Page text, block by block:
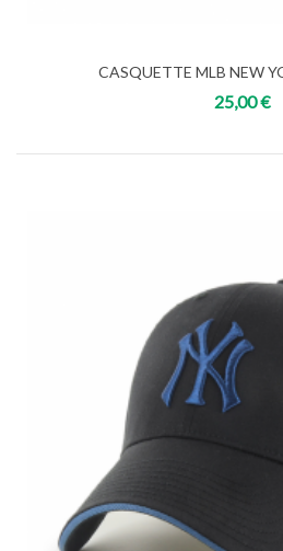
CASQUETTE MLB NEW
25,00 €